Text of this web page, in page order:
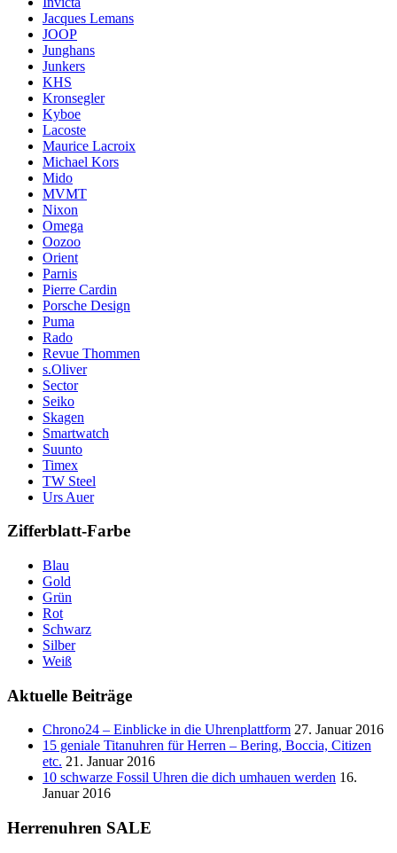
Jacques Lemans
JOOP
Junghans
Junkers
KHS
Kronsegler
Kyboe
Lacoste
Maurice Lacroix
Michael Kors
Mido
MVMT
Nixon
Omega
Oozoo
Orient
Parnis
Pierre Cardin
Porsche Design
Puma
Rado
Revue Thommen
s.Oliver
Sector
Seiko
Skagen
Smartwatch
Suunto
Timex
TW Steel
Urs Auer
Zifferblatt-Farbe
Blau
Gold
Grün
Rot
Schwarz
Silber
Weiß
Aktuelle Beiträge
Chrono24 – Einblicke in die Uhrenplattform 27. Januar 2016
15 geniale Titanuhren für Herren – Bering, Boccia, Citizen
etc. 21. Januar 2016
10 schwarze Fossil Uhren die dich umhauen werden 16.
Januar 2016
Herrenuhren SALE